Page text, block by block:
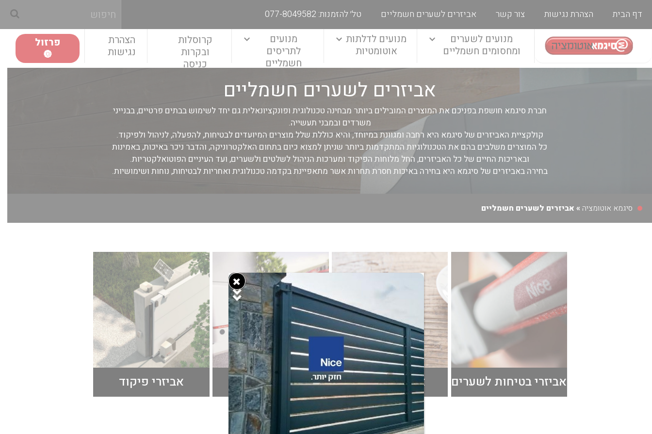
דף הבית הצהרת נגישות צור קשר אביזרים לשערים חשמליים טל׳ להזמנות: 077-8049582
מנועים לשערים
ומחסומים חשמליים
מנועים לדלתות
אוטומטיות
מנועים
לתריסים
חשמליים
קרוסלות
ובקרות
כניסה
הצהרת
נגישות
פרזול
🔘
אביזרים לשערים חשמליים
חברת סיגמא חושפת בפניכם את המוצרים המובילים ביותר מבחינה טכנולוגית ופונקציונאלית גם יחד לשימוש בבתים פרטיים, בבנייני
משרדים ובמבני תעשייה.
קולקציית האביזרים של סיגמא היא רחבה ומגוונת במיוחד, והיא כוללת שלל מוצרים המיועדים לבטיחות, להפעלה, לניהול ולפיקוד.
כל המוצרים משלבים בהם את הטכנולוגיות המתקדמות ביותר שניתן למצוא כיום בתחום האלקטרוניקה, והדבר ניכר באיכות, באמינות
ובאריכות החיים של כל האביזרים, החל מלוחות הפיקוד ומערכות הניהול לשלטים ולשערים, ועד העיניים הפוטואלקטריות.
בחירה באביזרים של סיגמא היא בחירה באיכות חסרת תחרות אשר מתאפיינת בקדמה טכנולוגית ואחריות לבטיחות, נוחות ושימושיות.
סיגמא אוטומציה » אביזרים לשערים חשמליים
אביזרי בטיחות לשערים אביזרי הפעלה אביזרי ניהול אביזרי פיקוד